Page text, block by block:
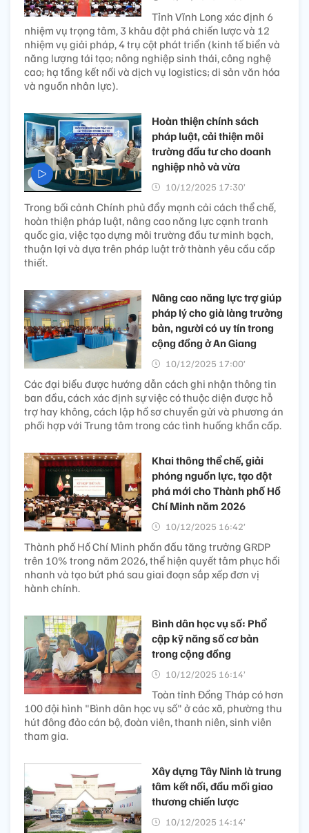
Tỉnh Vĩnh Long xác định 6
nhiệm vụ trọng tâm, 3 khâu đột phá chiến lược và 12
nhiệm vụ giải pháp, 4 trụ cột phát triển (kinh tế biển và
năng lượng tái tạo; nông nghiệp sinh thái, công nghệ
cao; hạ tầng kết nối và dịch vụ logistics; di sản văn hóa
và nguồn nhân lực).
Hoàn thiện chính sách
pháp luật, cải thiện môi
trường đầu tư cho doanh
nghiệp nhỏ và vừa
10/12/2025 17:30’
Trong bối cảnh Chính phủ đẩy mạnh cải cách thể chế,
hoàn thiện pháp luật, nâng cao năng lực cạnh tranh
quốc gia, việc tạo dựng môi trường đầu tư minh bạch,
thuận lợi và dựa trên pháp luật trở thành yêu cầu cấp
thiết.
Nâng cao năng lực trợ giúp
pháp lý cho già làng trưởng
bản, người có uy tín trong
cộng đồng ở An Giang
10/12/2025 17:00’
Các đại biểu được hướng dẫn cách ghi nhận thông tin
ban đầu, cách xác định sự việc có thuộc diện được hỗ
trợ hay không, cách lập hồ sơ chuyển gửi và phương án
phối hợp với Trung tâm trong các tình huống khẩn cấp.
Khai thông thể chế, giải
phóng nguồn lực, tạo đột
phá mới cho Thành phố Hồ
Chí Minh năm 2026
10/12/2025 16:42’
Thành phố Hồ Chí Minh phấn đấu tăng trưởng GRDP
trên 10% trong năm 2026, thể hiện quyết tâm phục hồi
nhanh và tạo bứt phá sau giai đoạn sắp xếp đơn vị
hành chính.
Bình dân học vụ số: Phổ
cập kỹ năng số cơ bản
trong cộng đồng
10/12/2025 16:14’
Toàn tỉnh Đồng Tháp có hơn
100 đội hình "Bình dân học vụ số" ở các xã, phường thu
hút đông đảo cán bộ, đoàn viên, thanh niên, sinh viên
tham gia.
Xây dựng Tây Ninh là trung
tâm kết nối, đầu mối giao
thương chiến lược
10/12/2025 14:14’